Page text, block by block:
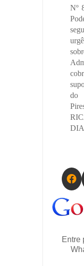
Nº
do
Entre